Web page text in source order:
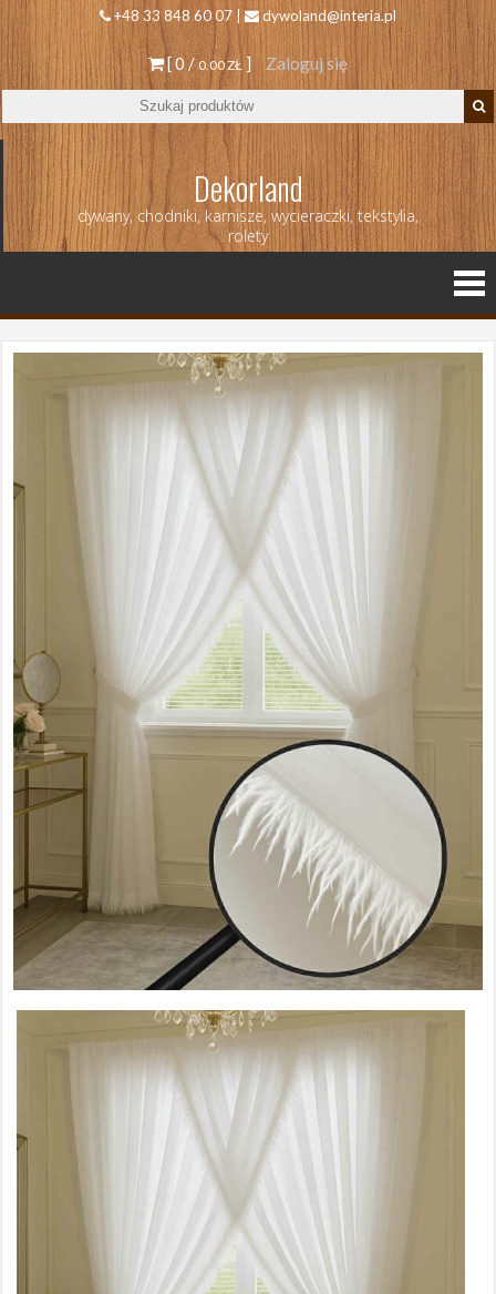
+48 33 848 60 07 | dywoland@interia.pl
[ 0 /0.00 ZŁ ] Zaloguj się
Dekorland
dywany, chodniki, karnisze, wycieraczki, tekstylia,
rolety